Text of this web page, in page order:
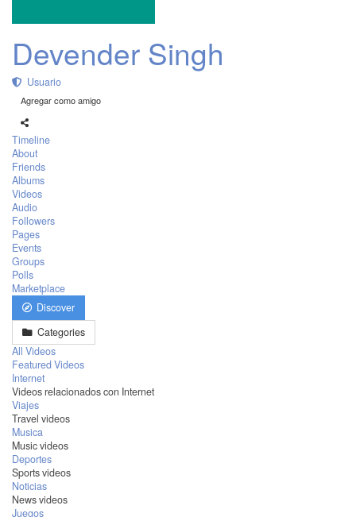
Devender Singh
Usuario
Agregar como amigo
Timeline
About
Friends
Albums
Videos
Audio
Followers
Pages
Events
Groups
Polls
Marketplace
Discover
Categories
All Videos
Featured Videos
Internet
Videos relacionados con Internet
Viajes
Travel videos
Musica
Music videos
Deportes
Sports videos
Noticias
News videos
Juegos